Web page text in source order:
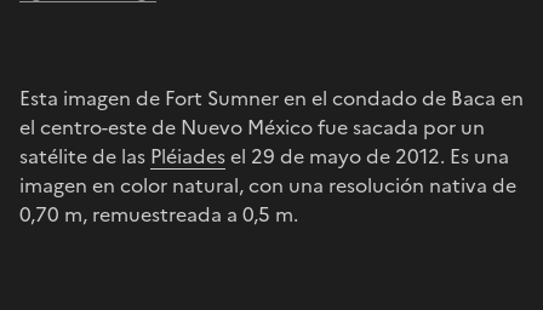
Esta imagen de Fort Sumner en el condado de Baca en
el centro-este de Nuevo México fue sacada por un
satélite de las Pléiadesel 29 de mayo de 2012. Es una
imagen en color natural, con una resolución nativa de
0,70 m, remuestreada a 0,5 m.